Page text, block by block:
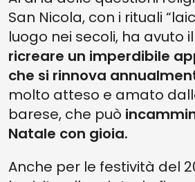
San Nicola, con i rituali
luogo nei secoli, ha avuto
ricreare un imperdibile
che si rinnova
molto atteso e amato
barese, che può
Natale con gioia.
Anche per le festività del